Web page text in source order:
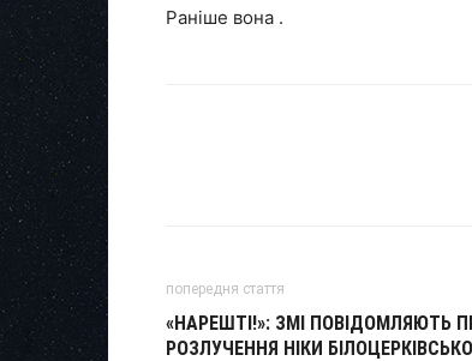
Раніше вона .
попередня стаття
«НАРЕШТІ!»: ЗМІ ПОВІДОМЛЯЮТЬ
РОЗЛУЧЕННЯ НІКИ